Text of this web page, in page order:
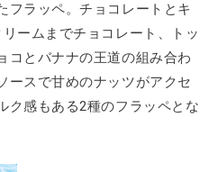
フラッペ。チョコレートとキ
ームまでチョコレート、トッ
コとバナナの王道の組み合わ
ースで甘めのナッツがアクセ
ク感もある2種のフラッペとな